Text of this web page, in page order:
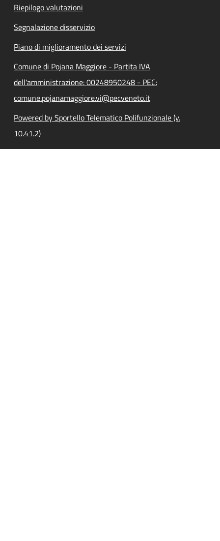
Riepilogo valutazioni
Segnalazione disservizio
Piano di miglioramento dei servizi
Comune di Pojana Maggiore - Partita IVA
dell'amministrazione: 00248950248 - PEC:
comune.pojanamaggiore.vi@pecveneto.it
Powered by Sportello Telematico Polifunzionale (v.
10.41.2)